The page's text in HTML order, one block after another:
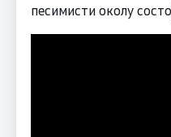
песимисти околу